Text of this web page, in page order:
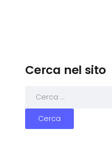
Cerca nel sito